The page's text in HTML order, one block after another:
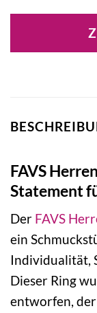
FAVS
Statement
Der FAVS
ein
Individualität,
Dieser Ring
entworfen,